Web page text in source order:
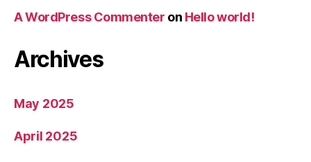
A WordPress Commenter on Hello world!
Archives
May 2025
April 2025